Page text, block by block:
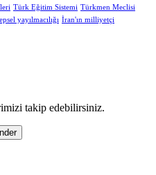
Türk Eğitim Sistemi Türkmen Meclisi
yayılmacılığı İran'ın milliyetçi
takip edebilirsiniz.